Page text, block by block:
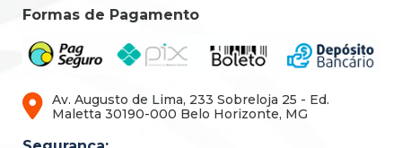
Formas de Pagamento
Av. Augusto de Lima, 233 Sobreloja 25 - Ed.
Maletta 30190-000 Belo Horizonte, MG